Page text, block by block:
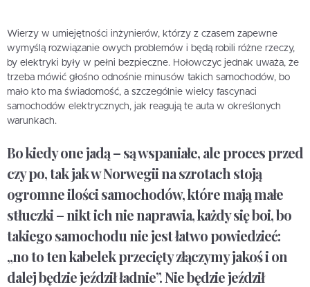
Wierzy w umiejętności inżynierów, którzy z czasem zapewne
wymyślą rozwiązanie owych problemów i będą robili różne rzeczy,
by elektryki były w pełni bezpieczne. Hołowczyc jednak uważa, że
trzeba mówić głośno odnośnie minusów takich samochodów, bo
mało kto ma świadomość, a szczególnie wielcy fascynaci
samochodów elektrycznych, jak reagują te auta w określonych
warunkach.
Bo kiedy one jadą – są wspaniałe, ale proces przed
czy po, tak jak w Norwegii na szrotach stoją
ogromne ilości samochodów, które mają małe
stłuczki – nikt ich nie naprawia, każdy się boi, bo
takiego samochodu nie jest łatwo powiedzieć:
„no to ten kabelek przecięty złączymy jakoś i on
dalej będzie jeździł ładnie”. Nie będzie jeździł